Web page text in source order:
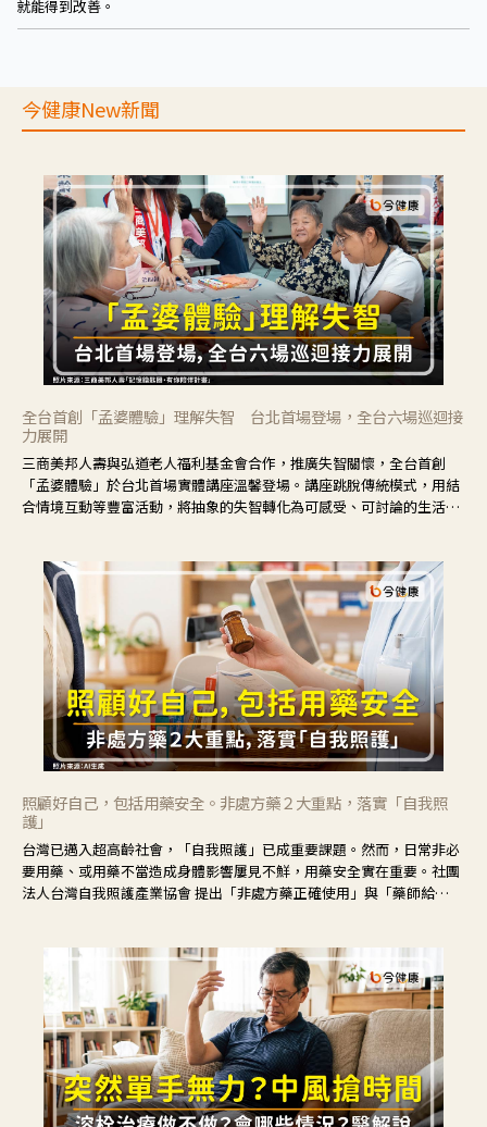
就能得到改善。
今健康New新聞
全台首創「孟婆體驗」理解失智 台北首場登場，全台六場巡迴接
力展開
三商美邦人壽與弘道老人福利基金會合作，推廣失智關懷，全台首創
「孟婆體驗」於台北首場實體講座溫馨登場。講座跳脫傳統模式，用結
合情境互動等豐富活動，將抽象的失智轉化為可感受、可討論的生活情
照顧好自己，包括用藥安全。非處方藥２大重點，落實「自我照
護」
台灣已邁入超高齡社會，「自我照護」已成重要課題。然而，日常非必
要用藥、或用藥不當造成身體影響屢見不鮮，用藥安全實在重要。社團
法人台灣自我照護產業協會 提出「非處方藥正確使用」與「藥師給